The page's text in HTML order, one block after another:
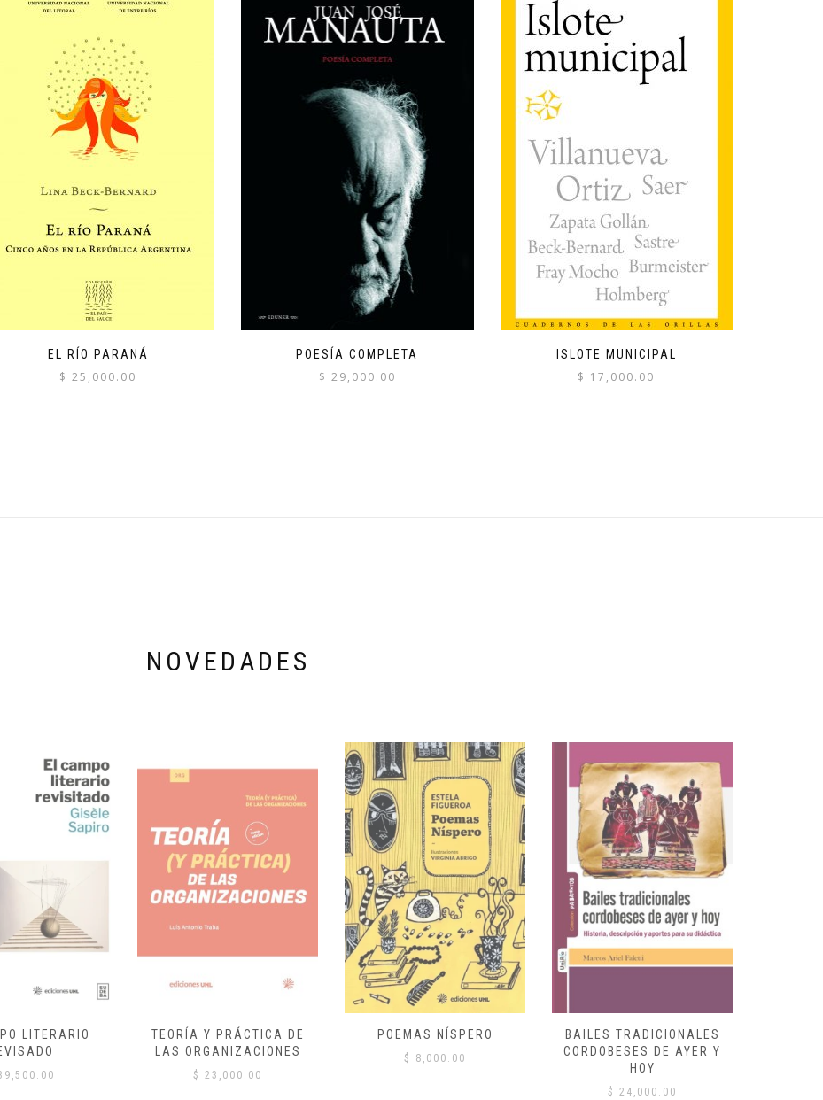
EL RÍO PARANÁ
$ 25,000.00
POESÍA COMPLETA
$ 29,000.00
ISLOTE MUNICIPAL
$ 17,000.00
NOVEDADES
LITERARIO
TEORÍA Y PRÁCTICA DE
LAS ORGANIZACIONES
$ 23,000.00
POEMAS NÍSPERO
$ 8,000.00
BAILES TRADICIONALES
CORDOBESES DE AYER Y
HOY
$ 24,000.00